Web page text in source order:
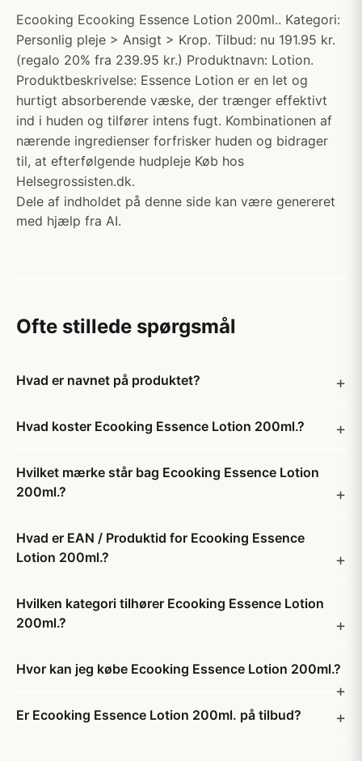
Ecooking Ecooking Essence Lotion 200ml.. Kategori:
Personlig pleje > Ansigt > Krop. Tilbud: nu 191.95 kr.
(regalo 20% fra 239.95 kr.) Produktnavn: Lotion.
Produktbeskrivelse: Essence Lotion er en let og
hurtigt absorberende væske, der trænger effektivt
ind i huden og tilfører intens fugt. Kombinationen af
nærende ingredienser forfrisker huden og bidrager
til, at efterfølgende hudpleje Køb hos
Helsegrossisten.dk.
Dele af indholdet på denne side kan være genereret
med hjælp fra AI.
Ofte stillede spørgsmål
Hvad er navnet på produktet?
Hvad koster Ecooking Essence Lotion 200ml.?
Hvilket mærke står bag Ecooking Essence Lotion
200ml.?
Hvad er EAN / Produktid for Ecooking Essence
Lotion 200ml.?
Hvilken kategori tilhører Ecooking Essence Lotion
200ml.?
Hvor kan jeg købe Ecooking Essence Lotion 200ml.?
Er Ecooking Essence Lotion 200ml. på tilbud?